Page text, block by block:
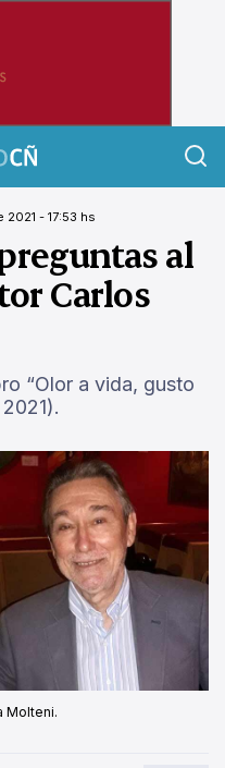
- 17:53 hs
al
Carlos
“Olor a vida, gusto
Molteni.